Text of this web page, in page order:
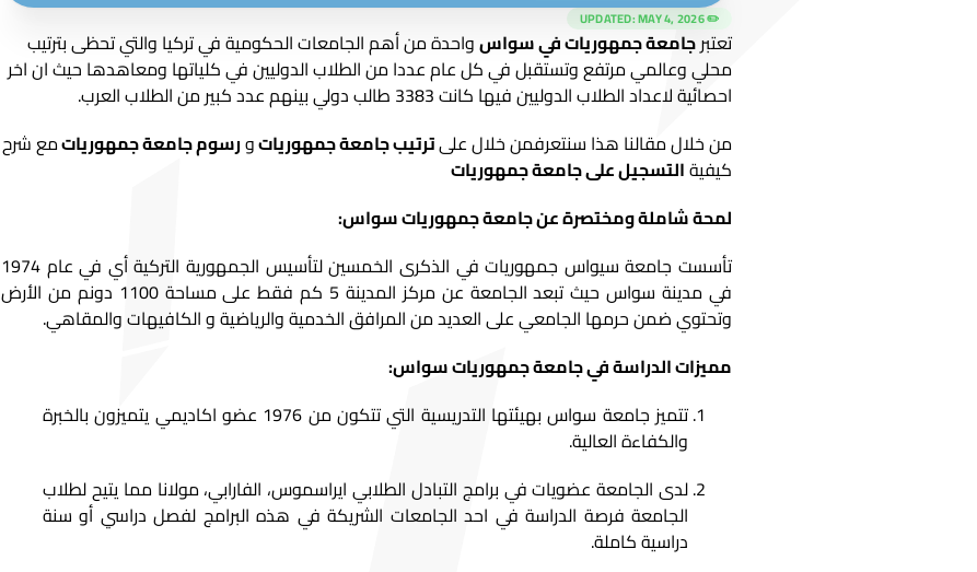
✏️ UPDATED:
MAY 4, 2026
تعتبرجامعة جمهوريات في سواسواحدة من أهم الجامعات الحكومية في تركيا والتي تحظى بترتيب
محلي وعالمي مرتفع وتستقبل في كل عام عددا من الطلاب الدوليين في كلياتها ومعاهدها حيث ان اخر
احصائية لاعداد الطلاب الدوليين فيها كانت 3383 طالب دولي بينهم عدد كبير من الطلاب العرب.
من خلال مقالنا هذا سنتعرفمن خلال علىترتيب جامعة جمهورياتورسوم جامعة جمهورياتمع شرح
كيفيةالتسجيل على جامعة جمهوريات
لمحة شاملة ومختصرة عن جامعة جمهوريات سواس:
تأسست جامعة سيواس جمهوريات في الذكرى الخمسين لتأسيس الجمهورية التركية أي في عام 1974
في مدينة سواس حيث تبعد الجامعة عن مركز المدينة 5 كم فقط على مساحة 1100 دونم من الأرض
وتحتوي ضمن حرمها الجامعي على العديد من المرافق الخدمية والرياضية و الكافيهات والمقاهي.
مميزات الدراسة في جامعة جمهوريات سواس:
تتميز جامعة سواس بهيئتها التدريسية التي تتكون من 1976 عضو اكاديمي يتميزون بالخبرة
والكفاءة العالية.
لدى الجامعة عضويات في برامج التبادل الطلابي ايراسموس، الفارابي، مولانا مما يتيح لطلاب
الجامعة فرصة الدراسة في احد الجامعات الشريكة في هذه البرامج لفصل دراسي أو سنة
دراسية كاملة.